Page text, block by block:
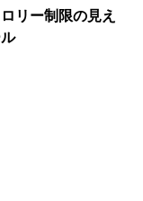
リー制限の見え